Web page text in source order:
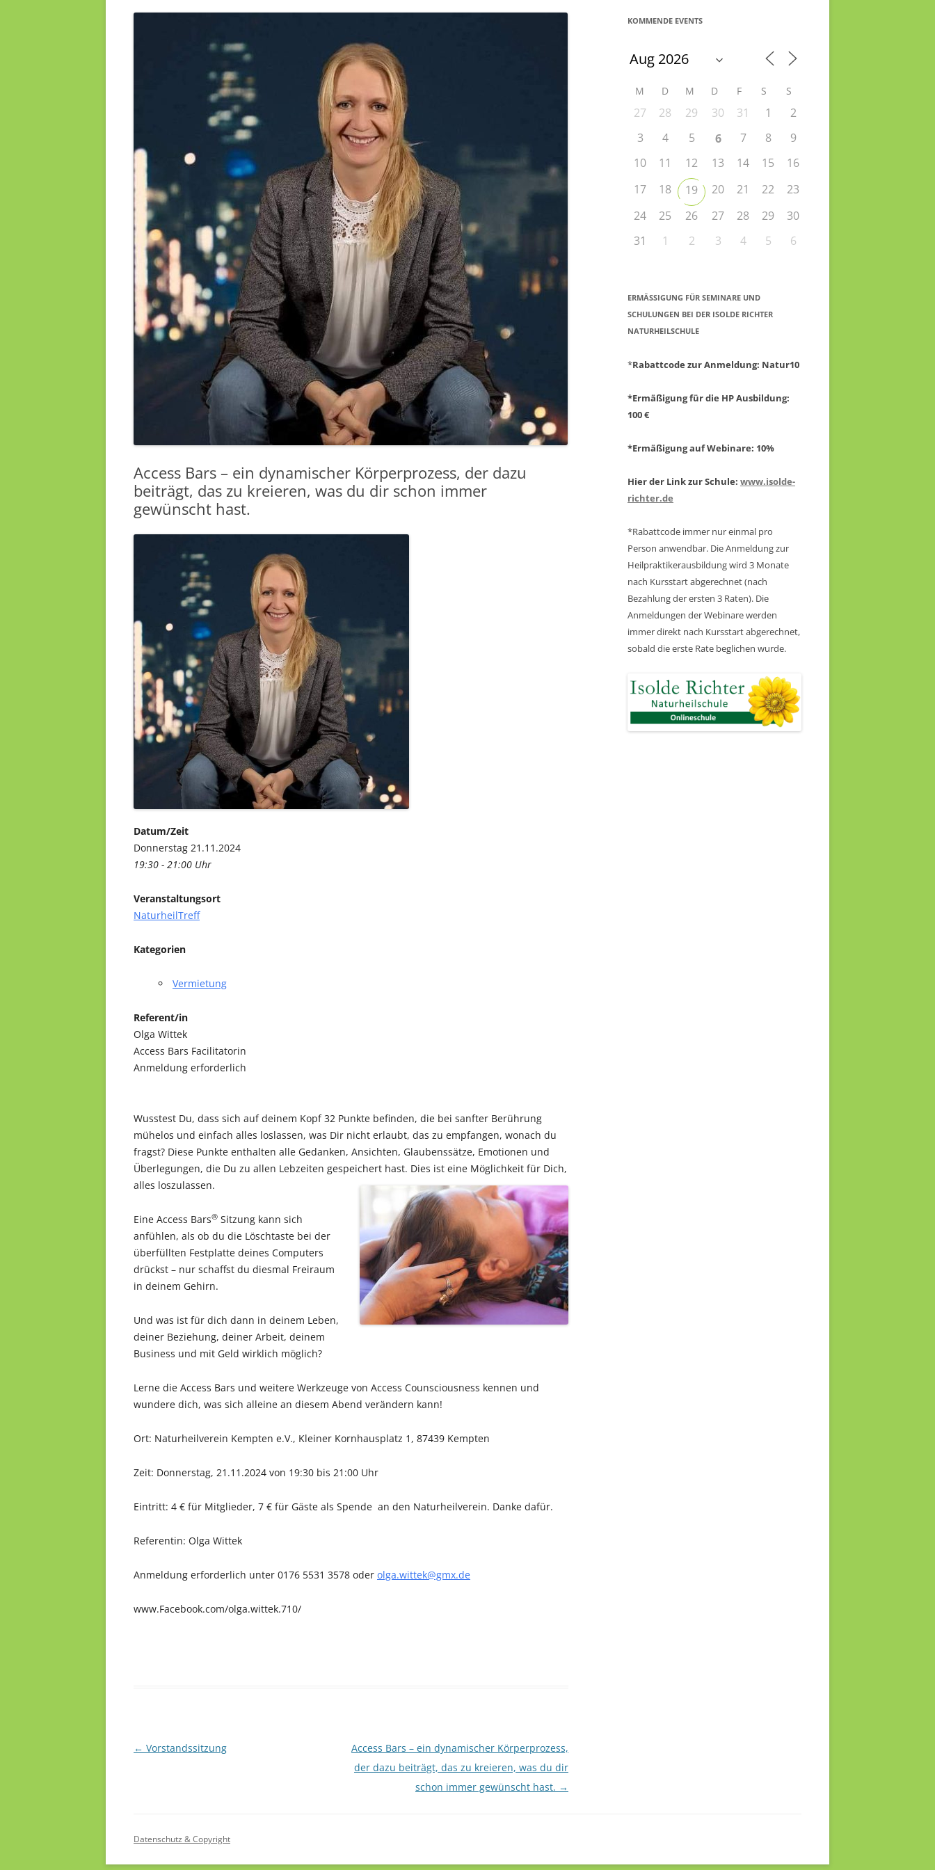
Access Bars – ein dynamischer Körperprozess, der dazu
beiträgt, das zu kreieren, was du dir schon immer
gewünscht hast.
Datum/Zeit
Donnerstag 21.11.2024
19:30 - 21:00 Uhr
Veranstaltungsort
NaturheilTreff
Kategorien
Vermietung
Referent/in
Olga Wittek
Access Bars Facilitatorin
Anmeldung erforderlich
Wusstest Du, dass sich auf deinem Kopf 32 Punkte befinden, die bei sanfter Berührung
mühelos und einfach alles loslassen, was Dir nicht erlaubt, das zu empfangen, wonach du
fragst? Diese Punkte enthalten alle Gedanken, Ansichten, Glaubenssätze, Emotionen und
Überlegungen, die Du zu allen Lebzeiten gespeichert hast. Dies ist eine Möglichkeit für Dich,
alles loszulassen.
Eine Access Bars® Sitzung kann sich
anfühlen, als ob du die Löschtaste bei der
überfüllten Festplatte deines Computers
drückst – nur schaffst du diesmal Freiraum
in deinem Gehirn.
Und was ist für dich dann in deinem Leben,
deiner Beziehung, deiner Arbeit, deinem
Business und mit Geld wirklich möglich?
Lerne die Access Bars und weitere Werkzeuge von Access Counsciousness kennen und
wundere dich, was sich alleine an diesem Abend verändern kann!
Ort: Naturheilverein Kempten e.V., Kleiner Kornhausplatz 1, 87439 Kempten
Zeit: Donnerstag, 21.11.2024 von 19:30 bis 21:00 Uhr
Eintritt: 4 € für Mitglieder, 7 € für Gäste als Spende an den Naturheilverein. Danke dafür.
Referentin: Olga Wittek
Anmeldung erforderlich unter 0176 5531 3578 oder olga.wittek@gmx.de
www.Facebook.com/olga.wittek.710/
Beitragsnavigation
← Vorstandssitzung
Access Bars – ein dynamischer Körperprozess,
der dazu beiträgt, das zu kreieren, was du dir
schon immer gewünscht hast. →
KOMMENDE EVENTS
M D M D F S S
27 28 29 30 31 1
2
3
4 5 6 7 8
9
10
11 12 13 14 15
16
17
18 19 20 21 22
23
24
25 26 27 28 29
30
31
1 2 3 4 5 6
ERMÄSSIGUNG FÜR SEMINARE UND S
CHULUNGEN BEI DER ISOLDE RICHTER N
ATURHEILSCHULE
*Rabattcode zur Anmeldung: Natur10
*Ermäßigung für die HP Ausbildung:
100 €
*Ermäßigung auf Webinare: 10%
Hier der Link zur Schule: www.isolde-
richter.de
*Rabattcode immer nur einmal pro
Person anwendbar. Die Anmeldung zur
Heilpraktikerausbildung wird 3 Monate
nach Kursstart abgerechnet(nach
Bezahlung der ersten 3 Raten). Die
Anmeldungen der Webinare werden
immer direkt nach Kursstart abgerechnet,
sobald die erste Rate beglichen wurde.
Datenschutz & Copyright